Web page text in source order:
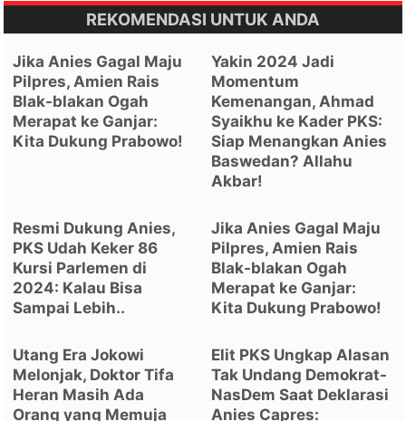
REKOMENDASI UNTUK ANDA
Jika Anies Gagal Maju
Pilpres, Amien Rais
Blak-blakan Ogah
Merapat ke Ganjar:
Kita Dukung Prabowo!
Yakin 2024 Jadi
Momentum
Kemenangan, Ahmad
Syaikhu ke Kader PKS:
Siap Menangkan Anies
Baswedan? Allahu
Akbar!
Resmi Dukung Anies,
PKS Udah Keker 86
Kursi Parlemen di
2024: Kalau Bisa
Sampai Lebih..
Jika Anies Gagal Maju
Pilpres, Amien Rais
Blak-blakan Ogah
Merapat ke Ganjar:
Kita Dukung Prabowo!
Utang Era Jokowi
Melonjak, Doktor Tifa
Heran Masih Ada
Orang yang Memuja
Elit PKS Ungkap Alasan
Tak Undang Demokrat-
NasDem Saat Deklarasi
Anies Capres: